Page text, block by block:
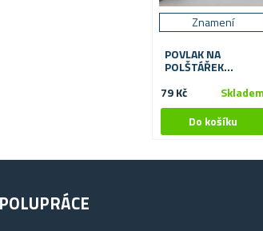
Znamení
POVLAK NA
POLŠTÁŘEK
79 Kč